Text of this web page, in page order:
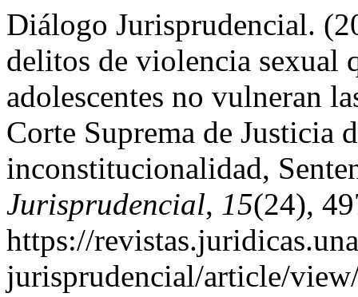
Diálogo Jurisprudencial.
delitos de violencia sexual
adolescentes no vulneran
Corte Suprema de Justicia
inconstitucionalidad,
Jurisprudencial, 15(24),
https://
jurisprudencial/article/